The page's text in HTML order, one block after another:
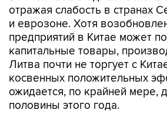
отражая слабость в странах
и еврозоне. Хотя
предприятий в Китае может
капитальные товары,
Литва почти не торгует с
косвенных положительных
ожидается, по крайней мере,
половины этого года.